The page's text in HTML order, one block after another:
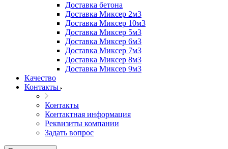
Доставка бетона
Доставка Миксер 2м3
Доставка Миксер 10м3
Доставка Миксер 5м3
Доставка Миксер 6м3
Доставка Миксер 7м3
Доставка Миксер 8м3
Доставка Миксер 9м3
Качество
Контакты
Контакты
Контактная информация
Реквизиты компании
Задать вопрос